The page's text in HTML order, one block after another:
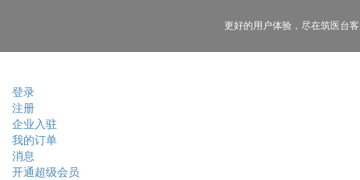
登录
注册
企业入驻
我的订单
消息
开通超级会员
更好的用户体验， 尽在筑医台